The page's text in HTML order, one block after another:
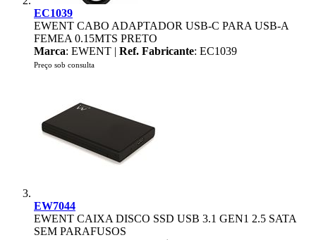
EC1039
EWENT CABO ADAPTADOR USB-C PARA USB-A
FEMEA 0.15MTS PRETO
Marca: EWENT | Ref. Fabricante: EC1039
Preço sob consulta
EW7044
EWENT CAIXA DISCO SSD USB 3.1 GEN1 2.5 SATA
SEM PARAFUSOS